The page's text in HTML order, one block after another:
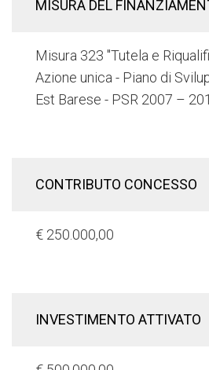
MISURA DEL
Misura 323 "Tutela e
Azione unica - Piano di
Est Barese - PSR 2007 –
CONTRIBUTO CONCESSO
€ 250.000,00
INVESTIMENTO ATTIVATO